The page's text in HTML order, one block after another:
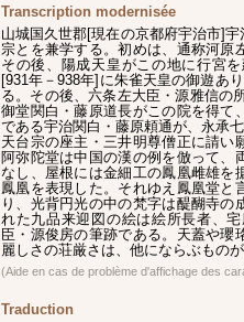
Transcription modernisée
山城国久世郡[現在の京都府宇治市]
宗とを兼学する。初めは、通称河原
その後、陽成天皇がこの地に行宮
[931年－938年]に朱雀天皇の御遊あ
る。その後、六条左大臣・源雅信の
御堂関白・藤原道長がこの院を得て
である宇治関白・藤原頼通が、永承
天台宗の座主・三井明尊僧正に請い
阿弥陀堂は中国の漢の例を倣って、
なし、屋根には金細工の鳳凰雌雄を
鳳凰を表現した。それゆえ鳳凰堂と
り、光背円光の中の梵字は醍醐寺の
れた九品来迎図の絵は絵所長者、
臣・源俊房の筆跡である。天蓋や瓔
麗しさの荘厳さは、他にならぶものが
(Aide en cas de problème d'affichage des
Traduction